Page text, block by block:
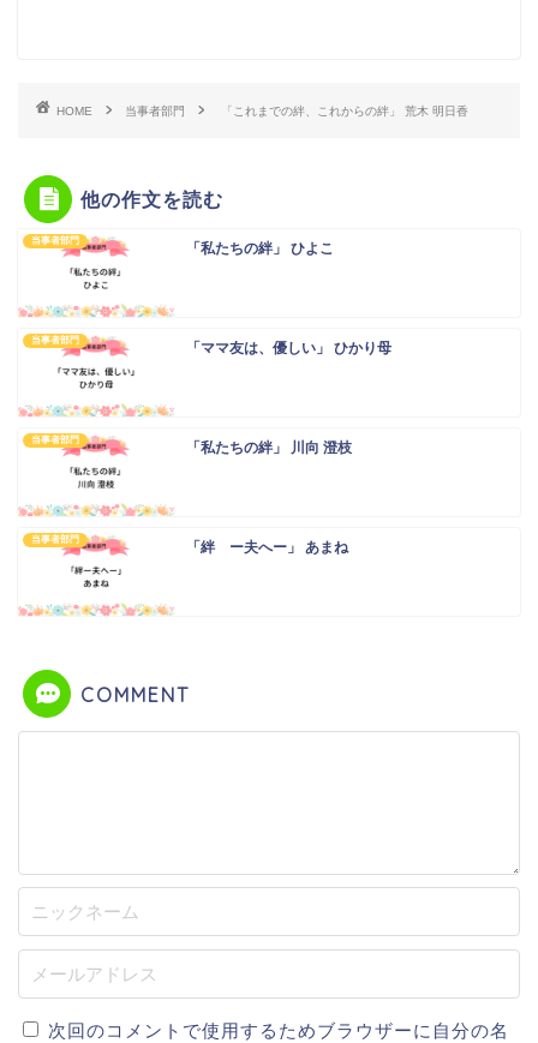
HOME 当事者部門 「これまでの絆、これからの絆」 荒木 明日香
他の作文を読む
当事者部門 「私たちの絆」 ひよこ
当事者部門 「ママ友は、優しい」 ひかり母
当事者部門 「私たちの絆」 川向 澄枝
当事者部門 「絆 ー夫へー」 あまね
COMMENT
次回のコメントで使用するためブラウザーに自分の名